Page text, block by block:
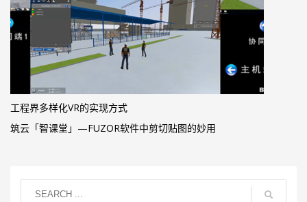
工程界多样化VR的实现方式
筑云「智课堂」—FUZOR软件中剪切贴图的妙用